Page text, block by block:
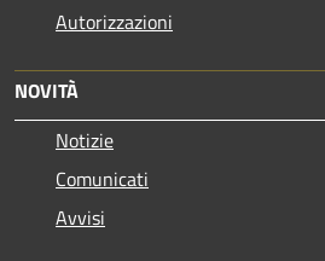
Autorizzazioni
NOVITÀ
Notizie
Comunicati
Avvisi